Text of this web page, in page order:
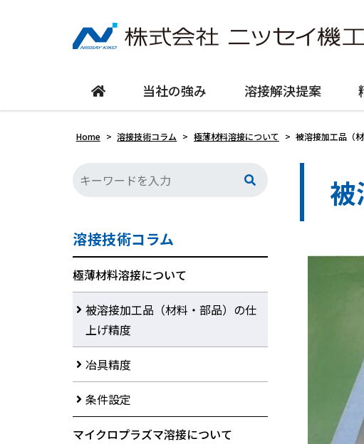
当社の強み 溶接解決提案
Home > 溶接技術コラム > 極薄材料溶接について > 被溶接加工品（
被
溶接技術コラム
極薄材料溶接について
被溶接加工品（材料・部品）の仕
上げ精度
冶具精度
条件設定
マイクロプラズマ溶接について